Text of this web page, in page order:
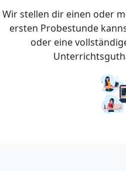
Wir stellen dir einen oder
ersten Probestunde
oder eine